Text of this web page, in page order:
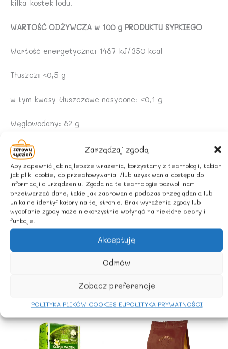
Zarządzaj zgodą
Aby zapewnić jak najlepsze wrażenia, korzystamy z technologii, takich
jak pliki cookie, do przechowywania i/lub uzyskiwania dostępu do
informacji o urządzeniu. Zgoda na te technologie pozwoli nam
przetwarzać dane, takie jak zachowanie podczas przeglądania lub
unikalne identyfikatory na tej stronie. Brak wyrażenia zgody lub
wycofanie zgody może niekorzystnie wpłynąć na niektóre cechy i
funkcje.
Akceptuję
Odmów
Zobacz preferencje
POLITYKA PLIKÓW COOKIES EUPOLITYKA PRYWATNOŚCI
kilka kostek lodu.
WARTOŚĆ ODŻYWCZA w 100 g PRODUKTU SYPKIEGO
Wartość energetyczna: 1487 kJ/350 kcal
Tłuszcz: <0,5 g
w tym kwasy tłuszczowe nasycone: <0,1 g
Węglowodany: 82 g
w tym cukry: 27 g
Białko: 3,0 g
Sól: 0,47 g
ZALECANE WARUNKI PRZECHOWYWANIA
Przechowywać w suchym miejscu. Chronić przed
bezpośrednim działaniem promieni słonecznych.
Podobne produkty